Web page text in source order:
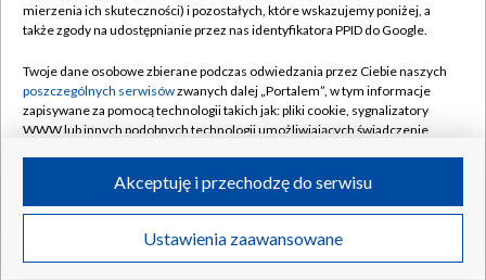
Naziemna Telewizja Cyfrowa
Rada Programowa
System NOS
Informacje o nadawcy
Program dla prasy
Ogłoszenie przetargowe
Pomoc
Kontakt
Kanały
©2026 Telewizja Polska S.A. w likwidacji
mierzenia ich skuteczności) i pozostałych, które wskazujemy poniżej, a
także zgody na udostępnianie przez nas identyfikatora PPID do Google.
Twoje dane osobowe zbierane podczas odwiedzania przez Ciebie naszych
poszczególnych serwisówzwanych dalej „Portalem”, w tym informacje
zapisywane za pomocą technologii takich jak: pliki cookie, sygnalizatory
WWW lub innych podobnych technologii umożliwiających świadczenie
ruchu w Internecie.
Twoje dane osobowe zbierane podczas odwiedzania przez Ciebie
poszczególnych serwisówna Portalu, takie jak adresy IP, identyfikatory
Ustawienia zaawansowane
Akceptuję i przechodzę do serwisu